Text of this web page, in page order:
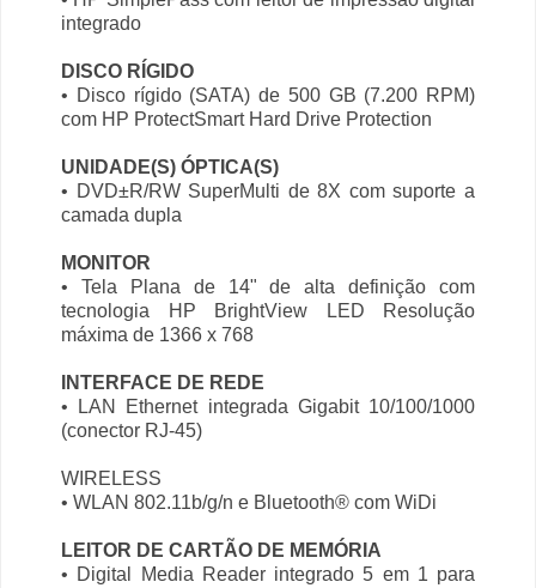
integrado
DISCO RÍGIDO
• Disco rígido (SATA) de 500 GB (7.200 RPM)
com HP ProtectSmart Hard Drive Protection
UNIDADE(S) ÓPTICA(S)
• DVD±R/RW SuperMulti de 8X com suporte a
camada dupla
MONITOR
• Tela Plana de 14" de alta definição com
tecnologia HP BrightView LED Resolução
máxima de 1366 x 768
INTERFACE DE REDE
• LAN Ethernet integrada Gigabit 10/100/1000
(conector RJ-45)
WIRELESS
• WLAN 802.11b/g/n e Bluetooth® com WiDi
LEITOR DE CARTÃO DE MEMÓRIA
• Digital Media Reader integrado 5 em 1 para